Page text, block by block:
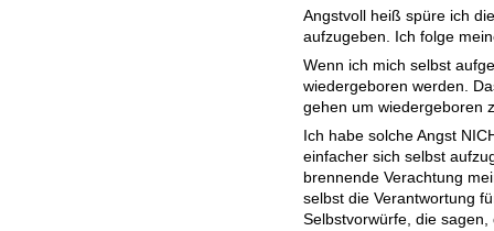
Angstvoll heiß spüre ich
aufzugeben. Ich folge
Wenn ich mich selbst
wiedergeboren werden.
gehen um wiedergeboren
Ich habe solche Angst
einfacher sich selbst
brennende Verachtung
selbst die Verantwortung
Selbstvorwürfe, die